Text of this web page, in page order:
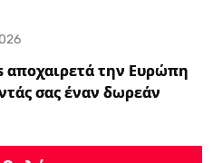
αποχαιρετά την Ευρώπη
σας έναν δωρεάν